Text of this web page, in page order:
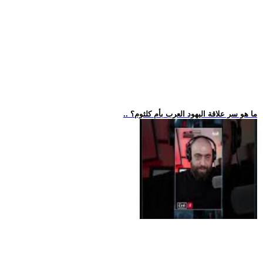
.. ما هو سر علاقة اليهود العرب بأم كلثوم؟